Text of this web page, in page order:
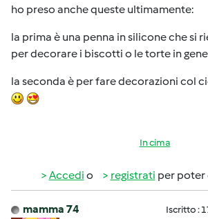
ho preso anche queste ultimamente:
la prima è una penna in silicone che si
per decorare i biscotti o le torte in
la seconda è per fare decorazioni col
In cima
Accedi o registrati per poter
mamma 74 Iscritto :